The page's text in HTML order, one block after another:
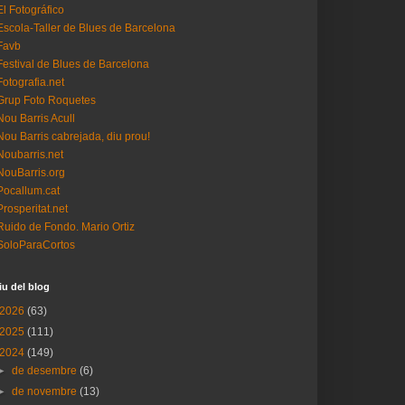
Fotográfico
Taller de Blues de Barcelona
de Blues de Barcelona
Foto Roquetes
Barris Acull
Barris cabrejada, diu prou!
de Fondo. Mario Ortiz
del blog
2026 (63)
2025 (111)
2024 (149)
de desembre(6)
de novembre(13)